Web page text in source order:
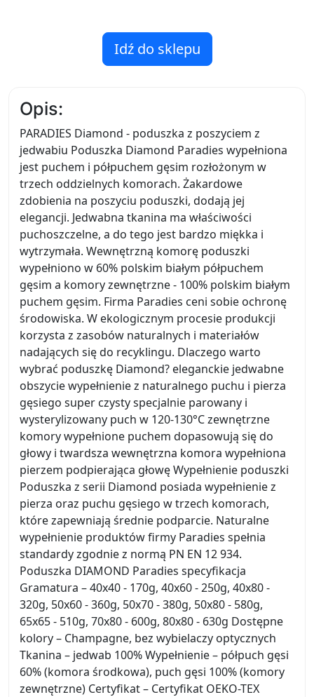
Idź do sklepu
Opis:
PARADIES Diamond - poduszka z poszyciem z
jedwabiu Poduszka Diamond Paradies wypełniona
jest puchem i półpuchem gęsim rozłożonym w
trzech oddzielnych komorach. Żakardowe
zdobienia na poszyciu poduszki, dodają jej
elegancji. Jedwabna tkanina ma właściwości
puchoszczelne, a do tego jest bardzo miękka i
wytrzymała. Wewnętrzną komorę poduszki
wypełniono w 60% polskim białym półpuchem
gęsim a komory zewnętrzne - 100% polskim białym
puchem gęsim. Firma Paradies ceni sobie ochronę
środowiska. W ekologicznym procesie produkcji
korzysta z zasobów naturalnych i materiałów
nadających się do recyklingu. Dlaczego warto
wybrać poduszkę Diamond? eleganckie jedwabne
obszycie wypełnienie z naturalnego puchu i pierza
gęsiego super czysty specjalnie parowany i
wysterylizowany puch w 120-130°C zewnętrzne
komory wypełnione puchem dopasowują się do
głowy i twardsza wewnętrzna komora wypełniona
pierzem podpierająca głowę Wypełnienie poduszki
Poduszka z serii Diamond posiada wypełnienie z
pierza oraz puchu gęsiego w trzech komorach,
które zapewniają średnie podparcie. Naturalne
wypełnienie produktów firmy Paradies spełnia
standardy zgodnie z normą PN EN 12 934.
Poduszka DIAMOND Paradies specyfikacja
Gramatura – 40x40 - 170g, 40x60 - 250g, 40x80 -
320g, 50x60 - 360g, 50x70 - 380g, 50x80 - 580g,
65x65 - 510g, 70x80 - 600g, 80x80 - 630g Dostępne
kolory – Champagne, bez wybielaczy optycznych
Tkanina – jedwab 100% Wypełnienie – półpuch gęsi
60% (komora środkowa), puch gęsi 100% (komory
zewnętrzne) Certyfikat – Certyfikat OEKO-TEX